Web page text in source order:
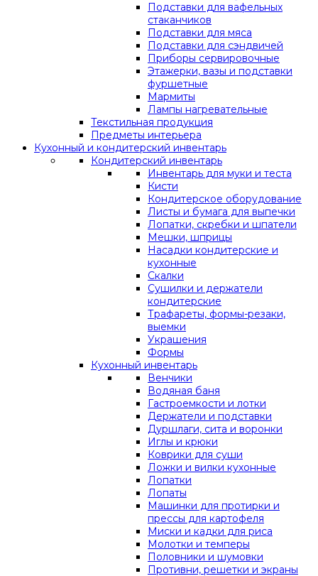
Подставки для вафельных
стаканчиков
Подставки для мяса
Подставки для сэндвичей
Приборы сервировочные
Этажерки, вазы и подставки
фуршетные
Мармиты
Лампы нагревательные
Текстильная продукция
Предметы интерьера
Кухонный и кондитерский инвентарь
Кондитерский инвентарь
Инвентарь для муки и теста
Кисти
Кондитерское оборудование
Листы и бумага для выпечки
Лопатки, скребки и шпатели
Мешки, шприцы
Насадки кондитерские и
кухонные
Скалки
Сушилки и держатели
кондитерские
Трафареты, формы-резаки,
выемки
Украшения
Формы
Кухонный инвентарь
Венчики
Водяная баня
Гастроемкости и лотки
Держатели и подставки
Дуршлаги, сита и воронки
Иглы и крюки
Коврики для суши
Ложки и вилки кухонные
Лопатки
Лопаты
Машинки для протирки и
прессы для картофеля
Миски и кадки для риса
Молотки и темперы
Половники и шумовки
Противни, решетки и экраны